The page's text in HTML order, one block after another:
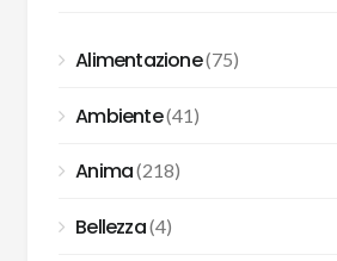
Alimentazione(75)
Ambiente(41)
Anima(218)
Bellezza(4)